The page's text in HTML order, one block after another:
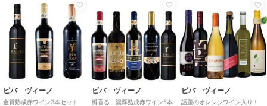
ビバ ヴィーノ
金賞熟成赤ワイン3本セット
ビバ ヴィーノ
樽香る 濃厚熟成赤ワイン5本
ビバ ヴィーノ
話題のオレンジワイン入り！